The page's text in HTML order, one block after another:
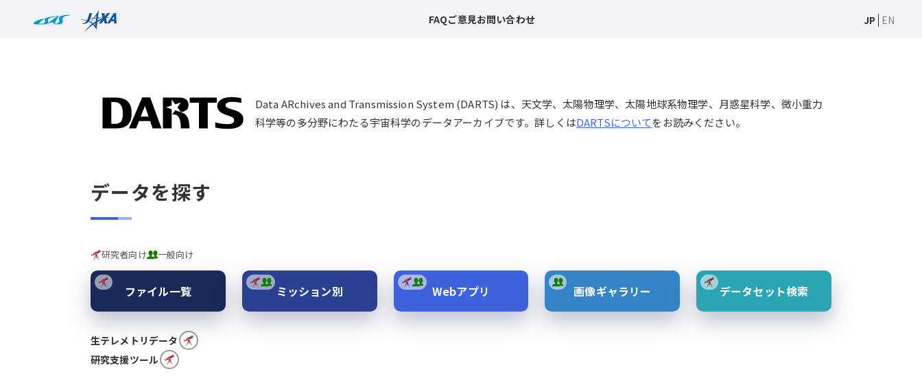
FAQご意見お問い合わせ JP EN
Data ARchives and Transmission System (DARTS) は、天文学、太陽物理学、太陽地球系物理学、月惑星科学、微小重力
科学等の多分野にわたる宇宙科学のデータアーカイブです。詳しくはDARTSについてをお読みください。
データを探す
研究者向け 一般向け
ファイル一覧 ミッション別 Webアプリ 画像ギャラリー データセット検索
生テレメトリデータ
研究支援ツール